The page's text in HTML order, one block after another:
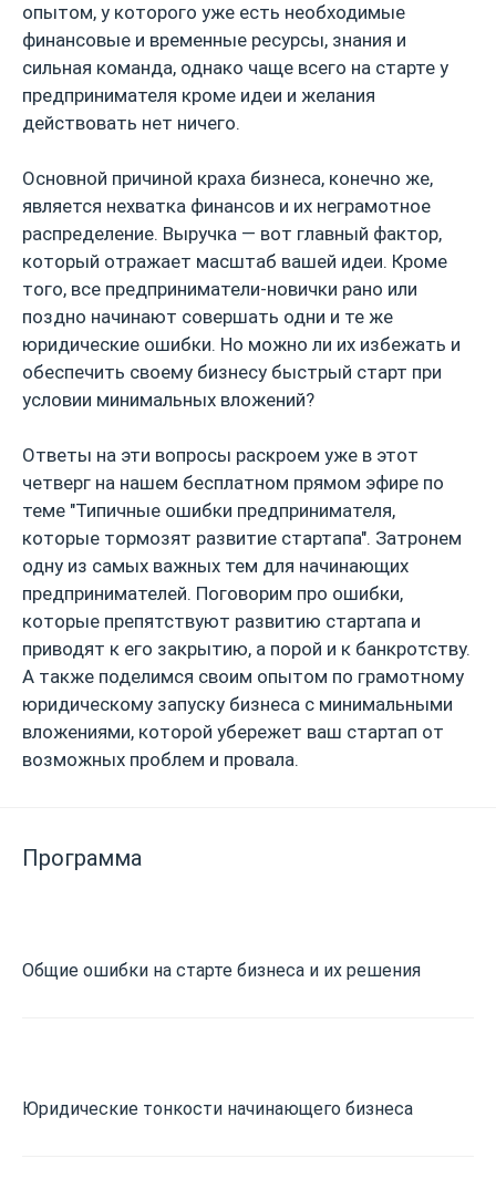
опытом, у которого уже есть необходимые
финансовые и временные ресурсы, знания и
сильная команда, однако чаще всего на старте у
предпринимателя кроме идеи и желания
действовать нет ничего.
Основной причиной краха бизнеса, конечно же,
является нехватка финансов и их неграмотное
распределение. Выручка — вот главный фактор,
который отражает масштаб вашей идеи. Кроме
того, все предприниматели-новички рано или
поздно начинают совершать одни и те же
юридические ошибки. Но можно ли их избежать и
обеспечить своему бизнесу быстрый старт при
условии минимальных вложений?
Ответы на эти вопросы раскроем уже в этот
четверг на нашем бесплатном прямом эфире по
теме "Типичные ошибки предпринимателя,
которые тормозят развитие стартапа". Затронем
одну из самых важных тем для начинающих
предпринимателей. Поговорим про ошибки,
которые препятствуют развитию стартапа и
приводят к его закрытию, а порой и к банкротству.
А также поделимся своим опытом по грамотному
юридическому запуску бизнеса с минимальными
вложениями, которой убережет ваш стартап от
возможных проблем и провала.
Программа
Общие ошибки на старте бизнеса и их решения
Юридические тонкости начинающего бизнеса